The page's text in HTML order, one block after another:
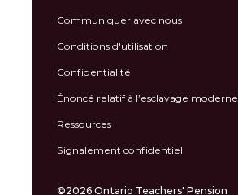
Communiquer avec nous
Conditions d'utilisation
Confidentialité
Énoncé relatif à l’esclavage moderne
Ressources
Signalement confidentiel
©2026 Ontario Teachers' Pension